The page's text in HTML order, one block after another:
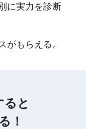
に実力を診断
がもらえる。
と
！